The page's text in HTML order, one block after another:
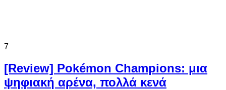
7
[Review] Pokémon Champions: μια
ψηφιακή αρένα, πολλά κενά